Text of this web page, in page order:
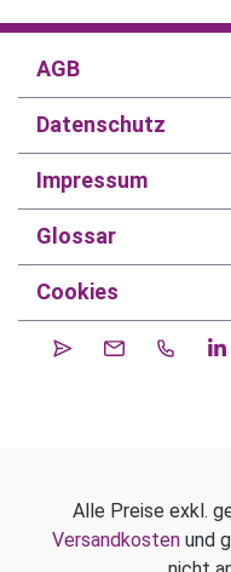
AGB
Datenschutz
Impressum
Glossar
Cookies
Alle Preise exkl.
Versandkosten und